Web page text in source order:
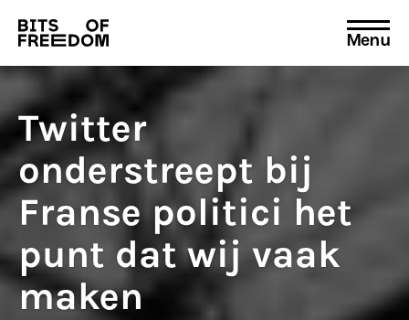
Search
for:
Menu
Twitter
onderstreept bij
Franse politici het
punt dat wij vaak
maken